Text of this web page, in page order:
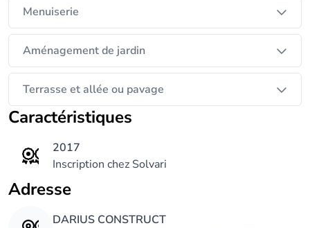
Menuiserie
Aménagement de jardin
Terrasse et allée ou pavage
Caractéristiques
2017
Inscription chez Solvari
Adresse
DARIUS CONSTRUCT